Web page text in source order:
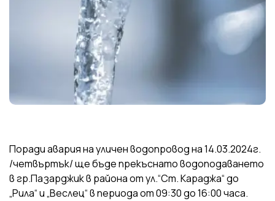
Поради авария на уличен водопровод на 14.03.2024г.
/четвъртък/ ще бъде прекъснато водоподаването
в гр.Пазарджик в района от ул.“Ст. Караджа“ до
„Рила“ и „Веслец“ в периода от 09:30 до 16:00 часа.